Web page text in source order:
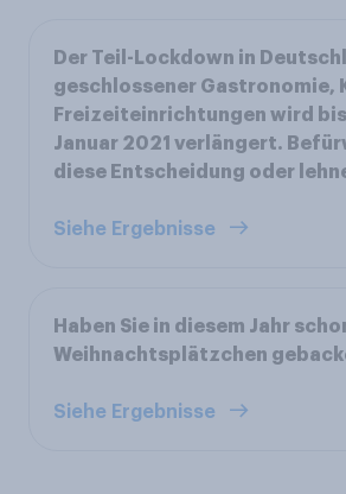
Der Teil-Lockdown in
geschlossener Gastronomie,
Freizeiteinrichtungen wird bis
Januar 2021 verlängert.
diese Entscheidung oder
Siehe Ergebnisse
Haben Sie in diesem Jahr
Weihnachtsplätzchen
Siehe Ergebnisse